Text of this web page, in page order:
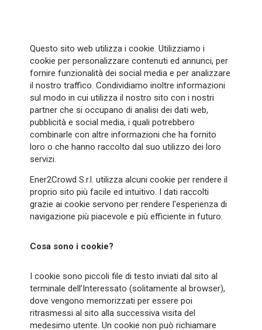
Questo sito web utilizza i cookie. Utilizziamo i
cookie per personalizzare contenuti ed annunci, per
fornire funzionalità dei social media e per analizzare
il nostro traffico. Condividiamo inoltre informazioni
sul modo in cui utilizza il nostro sito con i nostri
partner che si occupano di analisi dei dati web,
pubblicità e social media, i quali potrebbero
combinarle con altre informazioni che ha fornito
loro o che hanno raccolto dal suo utilizzo dei loro
servizi.
Ener2Crowd S.r.l. utilizza alcuni cookie per rendere il
proprio sito più facile ed intuitivo. I dati raccolti
grazie ai cookie servono per rendere l'esperienza di
navigazione più piacevole e più efficiente in futuro.
Cosa sono i cookie?
I cookie sono piccoli file di testo inviati dal sito al
terminale dell’Interessato (solitamente al browser),
dove vengono memorizzati per essere poi
ritrasmessi al sito alla successiva visita del
medesimo utente. Un cookie non può richiamare